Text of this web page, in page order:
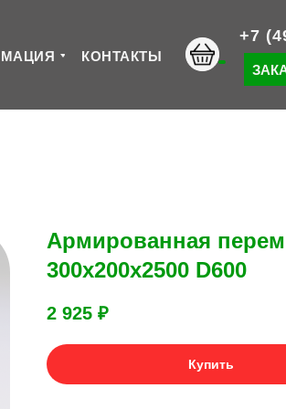
+7
КОНТАКТЫ
Армированная
300х200х2500 D600
2 925 ₽
Купить